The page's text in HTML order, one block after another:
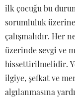
ilk çocuğu bu
sorumluluk
çalışmalıdır. Her
üzerinde sevgi ve
hissettirilmelidir.
ilgiye, şefkat ve
algılanmasına